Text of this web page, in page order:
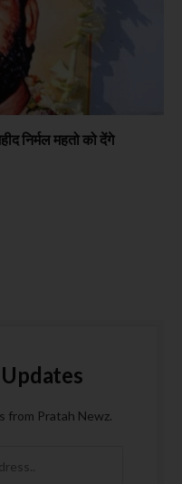
निर्मल महतो को देंगे
Pratah Newz.